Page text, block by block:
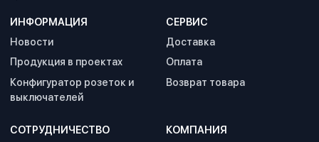
ИНФОРМАЦИЯ
Новости
Продукция в проектах
Конфигуратор розеток и
выключателей
СЕРВИС
Доставка
Оплата
Возврат товара
СОТРУДНИЧЕСТВО
КОМПАНИЯ